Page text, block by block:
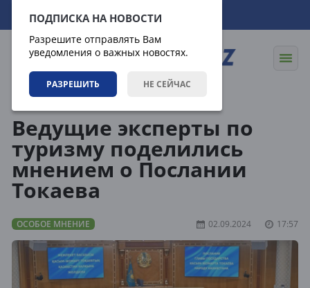
ПОДПИСКА НА НОВОСТИ
Разрешите отправлять Вам
уведомления о важных новостях.
РАЗРЕШИТЬ НЕ СЕЙЧАС
06.08.2026 11:47:44
Ведущие эксперты по
туризму поделились
мнением о Послании
Токаева
ОСОБОЕ МНЕНИЕ 02.09.2024 17:57